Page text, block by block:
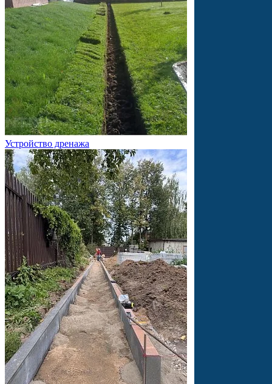
Устройство дренажа